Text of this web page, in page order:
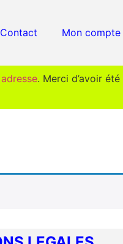
Contact Mon compte
adresse. Merci d’avoir